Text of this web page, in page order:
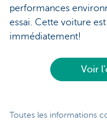
performances
essai. Cette voiture
immédiatement!
Voir
Toutes les informations